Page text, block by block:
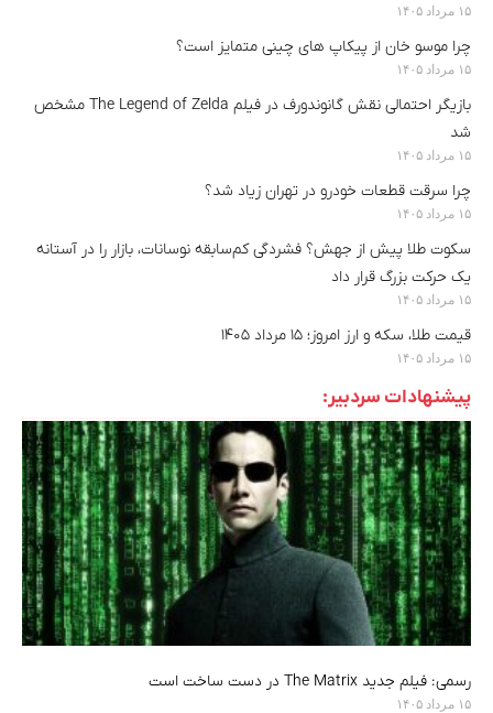
۱۵ مرداد ۱۴۰۵
چرا موسو خان از پیکاپ های چینی متمایز است؟
۱۵ مرداد ۱۴۰۵
بازیگر احتمالی نقش گانوندورف در فیلم The Legend of Zelda مشخص
شد
۱۵ مرداد ۱۴۰۵
چرا سرقت قطعات خودرو در تهران زیاد شد؟
۱۵ مرداد ۱۴۰۵
سکوت طلا پیش از جهش؟ فشردگی کم‌سابقه نوسانات، بازار را در آستانه
یک حرکت بزرگ قرار داد
۱۵ مرداد ۱۴۰۵
قیمت طلا، سکه و ارز امروز؛ ۱۵ مرداد ۱۴۰۵
۱۵ مرداد ۱۴۰۵
پیشنهادات سردبیر:
رسمی: فیلم جدید The Matrix در دست ساخت است
۱۵ مرداد ۱۴۰۵